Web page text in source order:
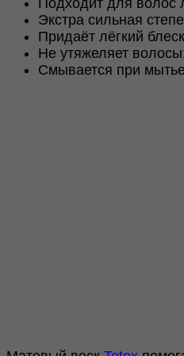
Экстра сильная
Придаёт лёгкий
Не утяжеляет
Смывается при